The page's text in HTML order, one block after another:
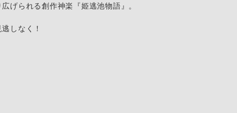
げられる創作神楽『姫逃池物語』。
しなく！